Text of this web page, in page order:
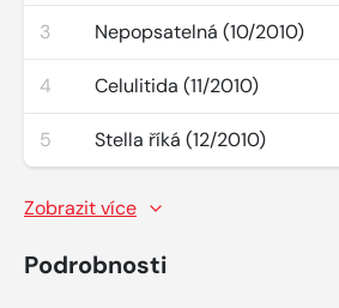
3 Nepopsatelná (10/2010)
4 Celulitida (11/2010)
5 Stella říká (12/2010)
Zobrazit více
Podrobnosti